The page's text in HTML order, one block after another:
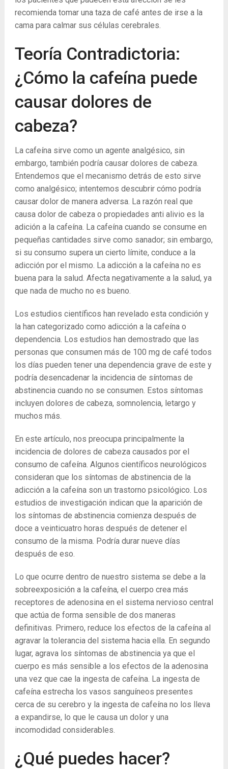
recomienda tomar una taza de café antes de irse a la
cama para calmar sus células cerebrales.
Teoría Contradictoria:
¿Cómo la cafeína puede
causar dolores de
cabeza?
La cafeína sirve como un agente analgésico, sin
embargo, también podría causar dolores de cabeza.
Entendemos que el mecanismo detrás de esto sirve
como analgésico; intentemos descubrir cómo podría
causar dolor de manera adversa. La razón real que
causa dolor de cabeza o propiedades anti alivio es la
adición a la cafeína. La cafeína cuando se consume en
pequeñas cantidades sirve como sanador; sin embargo,
si su consumo supera un cierto límite, conduce a la
adicción por el mismo. La adicción a la cafeína no es
buena para la salud. Afecta negativamente a la salud, ya
que nada de mucho no es bueno.
Los estudios científicos han revelado esta condición y
la han categorizado como adicción a la cafeína o
dependencia. Los estudios han demostrado que las
personas que consumen más de 100 mg de café todos
los días pueden tener una dependencia grave de este y
podría desencadenar la incidencia de síntomas de
abstinencia cuando no se consumen. Estos síntomas
incluyen dolores de cabeza, somnolencia, letargo y
muchos más.
En este artículo, nos preocupa principalmente la
incidencia de dolores de cabeza causados ​​por el
consumo de cafeína. Algunos científicos neurológicos
consideran que los síntomas de abstinencia de la
adicción a la cafeína son un trastorno psicológico. Los
estudios de investigación indican que la aparición de
los síntomas de abstinencia comienza después de
doce a veinticuatro horas después de detener el
consumo de la misma. Podría durar nueve días
después de eso.
Lo que ocurre dentro de nuestro sistema se debe a la
sobreexposición a la cafeína, el cuerpo crea más
receptores de adenosina en el sistema nervioso central
que actúa de forma sensible de dos maneras
definitivas. Primero, reduce los efectos de la cafeína al
agravar la tolerancia del sistema hacia ella. En segundo
lugar, agrava los síntomas de abstinencia ya que el
cuerpo es más sensible a los efectos de la adenosina
una vez que cae la ingesta de cafeína. La ingesta de
cafeína estrecha los vasos sanguíneos presentes
cerca de su cerebro y la ingesta de cafeína no los lleva
a expandirse, lo que le causa un dolor y una
incomodidad considerables.
¿Qué puedes hacer?